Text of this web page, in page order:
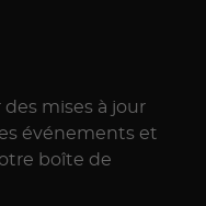
des mises à jour
événements et
boîte de